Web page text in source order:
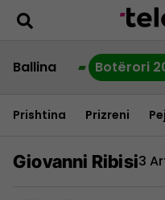
Ballina Botërori
Prishtina Prizreni
Giovanni Ribisi3